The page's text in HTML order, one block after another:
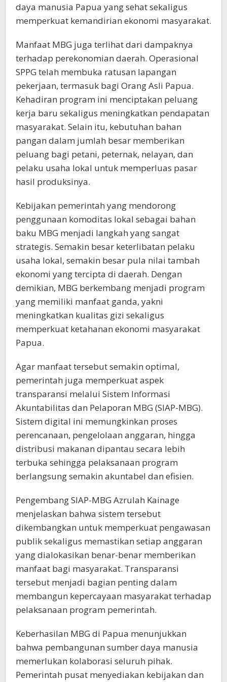
daya manusia Papua yang sehat sekaligus
memperkuat kemandirian ekonomi masyarakat.
Manfaat MBG juga terlihat dari dampaknya
terhadap perekonomian daerah. Operasional
SPPG telah membuka ratusan lapangan
pekerjaan, termasuk bagi Orang Asli Papua.
Kehadiran program ini menciptakan peluang
kerja baru sekaligus meningkatkan pendapatan
masyarakat. Selain itu, kebutuhan bahan
pangan dalam jumlah besar memberikan
peluang bagi petani, peternak, nelayan, dan
pelaku usaha lokal untuk memperluas pasar
hasil produksinya.
Kebijakan pemerintah yang mendorong
penggunaan komoditas lokal sebagai bahan
baku MBG menjadi langkah yang sangat
strategis. Semakin besar keterlibatan pelaku
usaha lokal, semakin besar pula nilai tambah
ekonomi yang tercipta di daerah. Dengan
demikian, MBG berkembang menjadi program
yang memiliki manfaat ganda, yakni
meningkatkan kualitas gizi sekaligus
memperkuat ketahanan ekonomi masyarakat
Papua.
Agar manfaat tersebut semakin optimal,
pemerintah juga memperkuat aspek
transparansi melalui Sistem Informasi
Akuntabilitas dan Pelaporan MBG (SIAP-MBG).
Sistem digital ini memungkinkan proses
perencanaan, pengelolaan anggaran, hingga
distribusi makanan dipantau secara lebih
terbuka sehingga pelaksanaan program
berlangsung semakin akuntabel dan efisien.
Pengembang SIAP-MBG Azrulah Kainage
menjelaskan bahwa sistem tersebut
dikembangkan untuk memperkuat pengawasan
publik sekaligus memastikan setiap anggaran
yang dialokasikan benar-benar memberikan
manfaat bagi masyarakat. Transparansi
tersebut menjadi bagian penting dalam
membangun kepercayaan masyarakat terhadap
pelaksanaan program pemerintah.
Keberhasilan MBG di Papua menunjukkan
bahwa pembangunan sumber daya manusia
memerlukan kolaborasi seluruh pihak.
Pemerintah pusat menyediakan kebijakan dan